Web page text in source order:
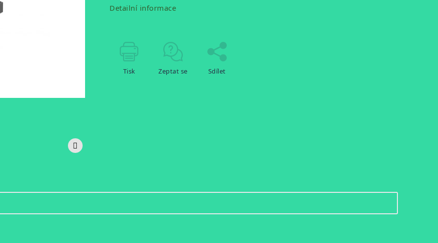
Detailní informace
Tisk Zeptat se Sdílet